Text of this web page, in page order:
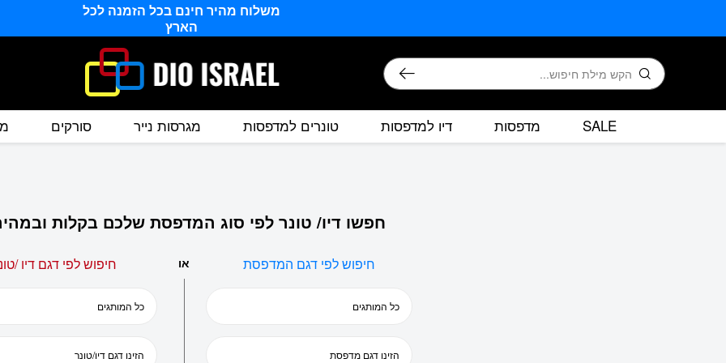
משלוח מהיר חינם בכל הזמנה לכל
הארץ
חיפוש
SALE מדפסות דיו למדפסות טונרים למדפסות מגרסות נייר סורקים
חפשו דיו/ טונר לפי סוג המדפסת שלכם בקלות
חיפוש לפי דגם המדפסת או חיפוש לפי דגם דיו /